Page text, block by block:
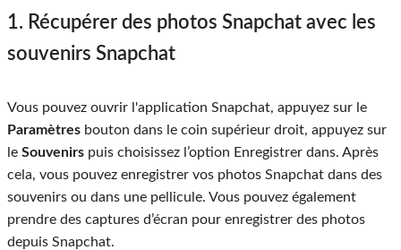
1. Récupérer des photos Snapchat avec les
souvenirs Snapchat
Vous pouvez ouvrir l'application Snapchat, appuyez sur le
Paramètres bouton dans le coin supérieur droit, appuyez sur
le Souvenirs puis choisissez l’option Enregistrer dans. Après
cela, vous pouvez enregistrer vos photos Snapchat dans des
souvenirs ou dans une pellicule. Vous pouvez également
prendre des captures d’écran pour enregistrer des photos
depuis Snapchat.